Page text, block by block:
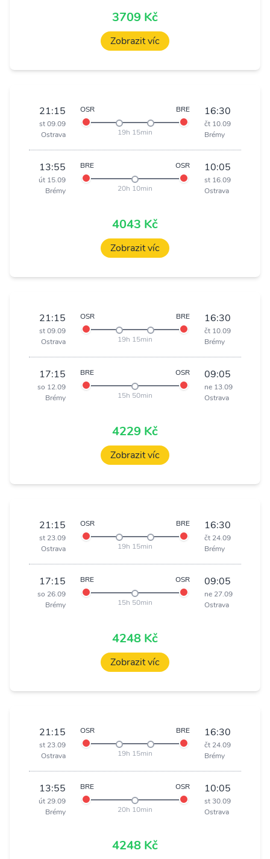
3709 Kč
Zobrazit víc
21:15
st 09.09
Ostrava
OSR BRE
19h 15min
16:30
čt 10.09
Brémy
13:55
út 15.09
Brémy
BRE OSR
20h 10min
10:05
st 16.09
Ostrava
4043 Kč
Zobrazit víc
21:15
st 09.09
Ostrava
OSR BRE
19h 15min
16:30
čt 10.09
Brémy
17:15
so 12.09
Brémy
BRE OSR
15h 50min
09:05
ne 13.09
Ostrava
4229 Kč
Zobrazit víc
21:15
st 23.09
Ostrava
OSR BRE
19h 15min
16:30
čt 24.09
Brémy
17:15
so 26.09
Brémy
BRE OSR
15h 50min
09:05
ne 27.09
Ostrava
4248 Kč
Zobrazit víc
21:15
st 23.09
Ostrava
OSR BRE
19h 15min
16:30
čt 24.09
Brémy
13:55
út 29.09
Brémy
BRE OSR
20h 10min
10:05
st 30.09
Ostrava
4248 Kč